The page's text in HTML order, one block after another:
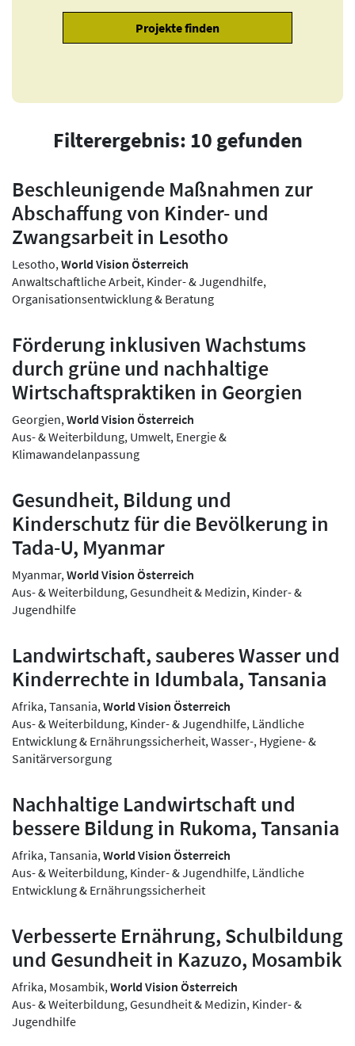
Filterergebnis: 10 gefunden
Beschleunigende Maßnahmen zur
Abschaffung von Kinder- und
Zwangsarbeit in Lesotho
Lesotho, World Vision Österreich
Anwaltschaftliche Arbeit, Kinder- & Jugendhilfe,
Organisationsentwicklung & Beratung
Förderung inklusiven Wachstums
durch grüne und nachhaltige
Wirtschaftspraktiken in Georgien
Georgien, World Vision Österreich
Aus- & Weiterbildung, Umwelt, Energie &
Klimawandelanpassung
Gesundheit, Bildung und
Kinderschutz für die Bevölkerung in
Tada-U, Myanmar
Myanmar, World Vision Österreich
Aus- & Weiterbildung, Gesundheit & Medizin, Kinder- &
Jugendhilfe
Landwirtschaft, sauberes Wasser und
Kinderrechte in Idumbala, Tansania
Afrika, Tansania, World Vision Österreich
Aus- & Weiterbildung, Kinder- & Jugendhilfe, Ländliche
Entwicklung & Ernährungssicherheit, Wasser-, Hygiene- &
Sanitärversorgung
Nachhaltige Landwirtschaft und
bessere Bildung in Rukoma, Tansania
Afrika, Tansania, World Vision Österreich
Aus- & Weiterbildung, Kinder- & Jugendhilfe, Ländliche
Entwicklung & Ernährungssicherheit
Verbesserte Ernährung, Schulbildung
und Gesundheit in Kazuzo, Mosambik
Afrika, Mosambik, World Vision Österreich
Aus- & Weiterbildung, Gesundheit & Medizin, Kinder- &
Jugendhilfe